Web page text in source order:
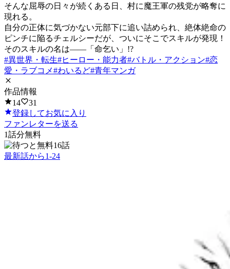
そんな屈辱の日々が続くある日、村に魔王軍の残党が略奪に
現れる。
自分の正体に気づかない元部下に追い詰められ、絶体絶命の
ピンチに陥るチェルシーだが、ついにそこでスキルが発現！
そのスキルの名は――「命乞い」!?
#異世界・転生#ヒーロー・能力者#バトル・アクション#恋
愛・ラブコメ#わいるど#青年マンガ
作品情報
14
31
登録してお気に入り
ファンレターを送る
1話分無料
16話
最新話から1-24